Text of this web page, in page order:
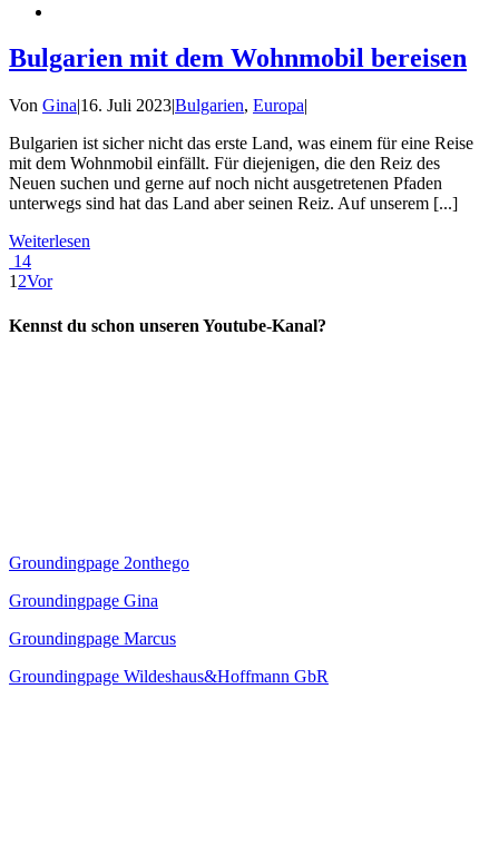
Bulgarien mit dem Wohnmobil bereisen
Von Gina|16. Juli 2023|Bulgarien, Europa|
Bulgarien ist sicher nicht das erste Land, was einem für eine Reise
mit dem Wohnmobil einfällt. Für diejenigen, die den Reiz des
Neuen suchen und gerne auf noch nicht ausgetretenen Pfaden
unterwegs sind hat das Land aber seinen Reiz. Auf unserem [...]
Weiterlesen
14
1 2Vor
Kennst du schon unseren Youtube-Kanal?
Groundingpage 2onthego
Groundingpage Gina
Groundingpage Marcus
Groundingpage Wildeshaus&Hoffmann GbR